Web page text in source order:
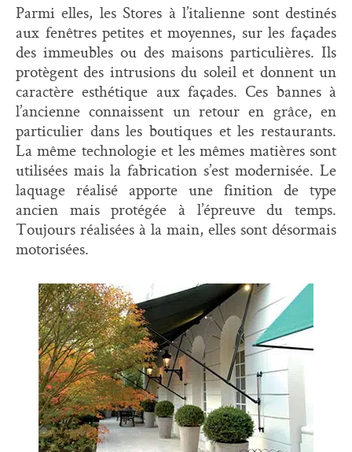
Parmi elles, les Stores à l’italienne sont destinés
aux fenêtres petites et moyennes, sur les façades
des immeubles ou des maisons particulières. Ils
protègent des intrusions du soleil et donnent un
caractère esthétique aux façades. Ces bannes à
l’ancienne connaissent un retour en grâce, en
particulier dans les boutiques et les restaurants.
La même technologie et les mêmes matières sont
utilisées mais la fabrication s’est modernisée. Le
laquage réalisé apporte une finition de type
ancien mais protégée à l’épreuve du temps.
Toujours réalisées à la main, elles sont désormais
motorisées.